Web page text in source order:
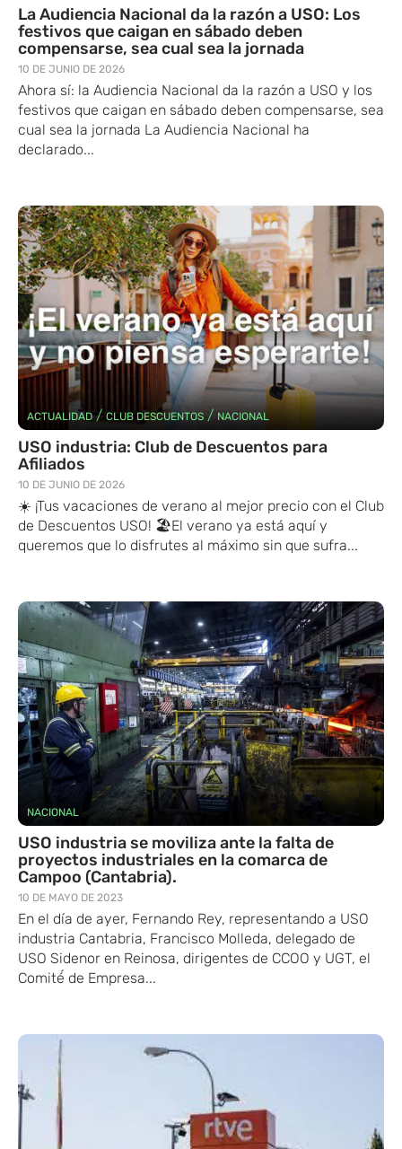
La Audiencia Nacional da la razón a USO: Los
festivos que caigan en sábado deben
compensarse, sea cual sea la jornada
10 DE JUNIO DE 2026
Ahora sí: la Audiencia Nacional da la razón a USO y los
festivos que caigan en sábado deben compensarse, sea
cual sea la jornada La Audiencia Nacional ha
declarado...
ACTUALIDAD/ CLUB DESCUENTOS / NACIONAL
USO industria: Club de Descuentos para
Afiliados
10 DE JUNIO DE 2026
☀️ ¡Tus vacaciones de verano al mejor precio con el Club
de Descuentos USO! 🏖️El verano ya está aquí y
queremos que lo disfrutes al máximo sin que sufra...
NACIONAL
USO industria se moviliza ante la falta de
proyectos industriales en la comarca de
Campoo (Cantabria).
10 DE MAYO DE 2023
En el día de ayer, Fernando Rey, representando a USO
industria Cantabria, Francisco Molleda, delegado de
USO Sidenor en Reinosa, dirigentes de CCOO y UGT, el
Comité́ de Empresa...